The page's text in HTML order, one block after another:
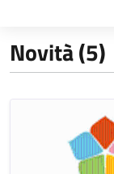
Novità (5)